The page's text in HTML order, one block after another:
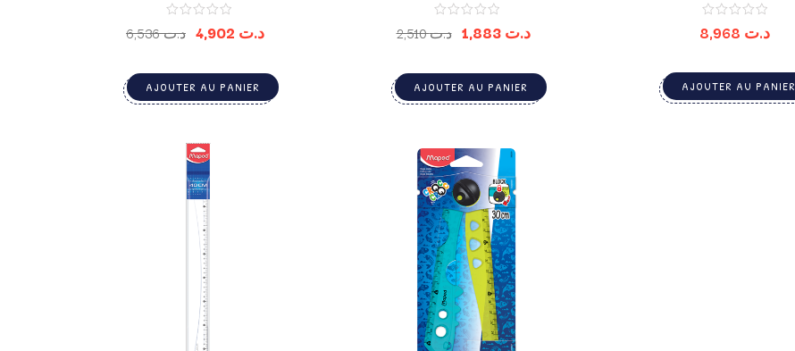
د.ت6,536 د.ت
AJOUTER AU PANIER
د.ت2,510 د.ت 1,883
AJOUTER AU PANIER
د.ت
AJOUTER AU PANIER